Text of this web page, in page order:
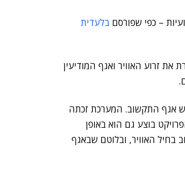
– כפי שפורסם בלעדית
החל לפעול במהלך 2016, והוא משרת את זרוע האוויר ואגף המודיעין
אגף התקשוב. המערכת זכתה
בוצע גם הוא באופן
בחיל האוויר, ובלוטם שבאגף